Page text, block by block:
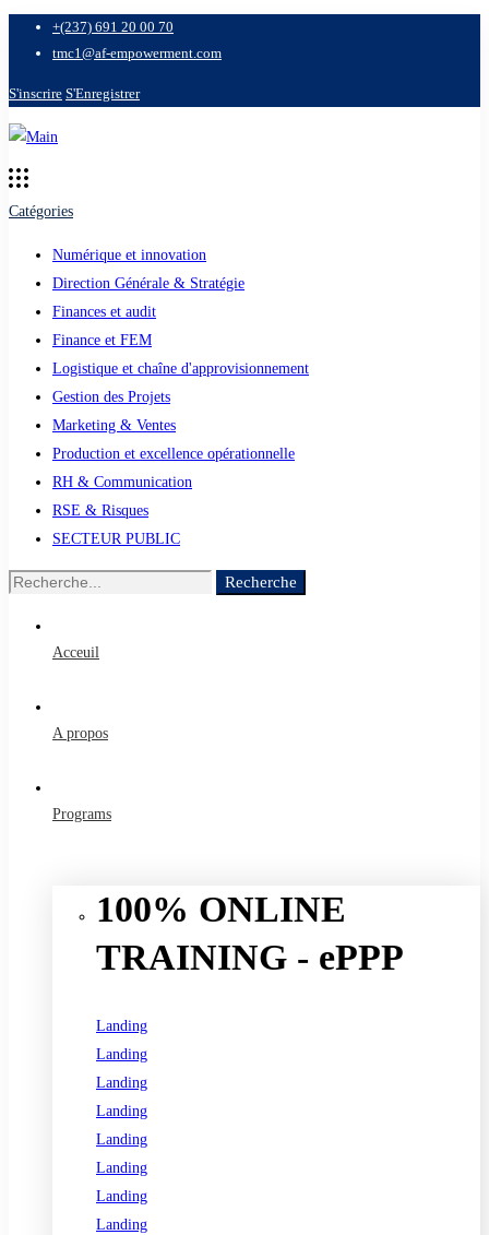
+(237) 691 20 00 70
tmc1@af-empowerment.com
S'inscrire S'Enregistrer
Catégories
Numérique et innovation
Direction Générale & Stratégie
Finances et audit
Finance et FEM
Logistique et chaîne d'approvisionnement
Gestion des Projets
Marketing & Ventes
Production et excellence opérationnelle
RH & Communication
RSE & Risques
SECTEUR PUBLIC
Recherche
Recherche
Acceuil
A propos
Programs
100% ONLINE
TRAINING - ePPP
Landing
Landing
Landing
Landing
Landing
Landing
Landing
Landing